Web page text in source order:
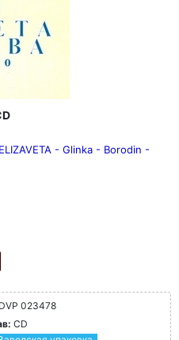
- Glinka - Borodin -
023478
CD